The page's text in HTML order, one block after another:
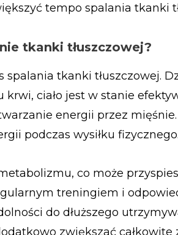
tempo spalania tkanki
tkanki tłuszczowej?
tkanki tłuszczowej.
ciało jest w stanie
energii przez mięśnie.
podczas wysiłku fizycznego.
co może
treningiem i
do dłuższego
zwiększać całkowite